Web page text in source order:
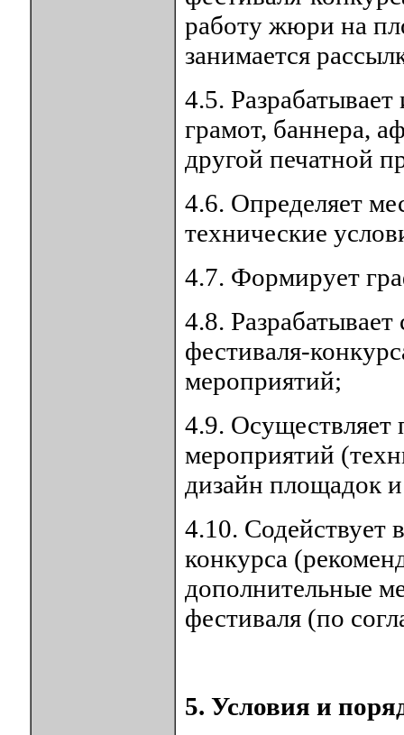
работу жюри на
занимается
4.5.
грамот, баннера,
другой печатной
4.6. Определяет
технические
4.7. Формирует
4.8.
фестиваля-
мероприятий;
4.9. Осуществляет
мероприятий
дизайн площадок
4.10. Содействует
конкурса
дополнительные
фестиваля (по
5. Условия и